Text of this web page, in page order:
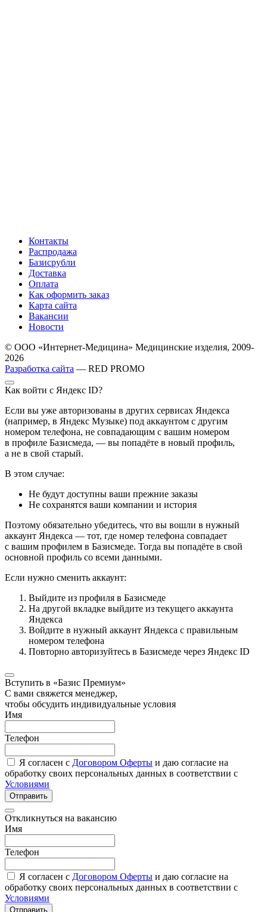
Контакты
Распродажа
Базисрубли
Доставка
Оплата
Как оформить заказ
Карта сайта
Вакансии
Новости
© ООО «Интернет-Медицина» Медицинские изделия, 2009-
2026
Разработка сайта — RED PROMO
Как войти с Яндекс ID?
Если вы уже авторизованы в других сервисах Яндекса
(например, в Яндекс Музыке) под аккаунтом с другим
номером телефона, не совпадающим с вашим номером
в профиле Базисмеда, — вы попадёте в новый профиль,
а не в свой старый.
В этом случае:
Не будут доступны ваши прежние заказы
Не сохранятся ваши компании и история
Поэтому обязательно убедитесь, что вы вошли в нужный
аккаунт Яндекса — тот, где номер телефона совпадает
с вашим профилем в Базисмеде. Тогда вы попадёте в свой
основной профиль со всеми данными.
Если нужно сменить аккаунт:
Выйдите из профиля в Базисмеде
На другой вкладке выйдите из текущего аккаунта
Яндекса
Войдите в нужный аккаунт Яндекса с правильным
номером телефона
Повторно авторизуйтесь в Базисмеде через Яндекс ID
Вступить в «Базис Премиум»
С вами свяжется менеджер,
чтобы обсудить индивидуальные условия
Имя
Телефон
Я согласен с Договором Оферты и даю согласие на
обработку своих персональных данных в соответствии с
Условиями
Отправить
Откликнуться на вакансию
Имя
Телефон
Я согласен с Договором Оферты и даю согласие на
обработку своих персональных данных в соответствии с
Условиями
Отправить